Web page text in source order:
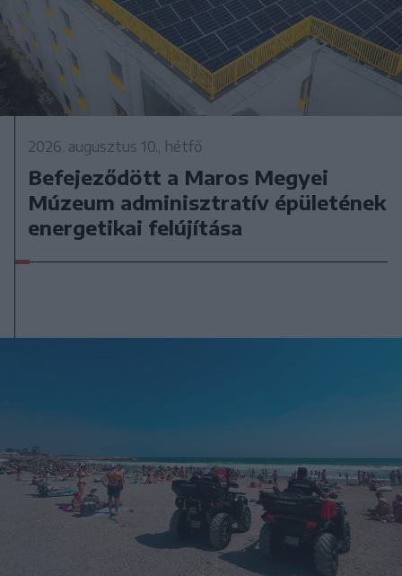
2026. augusztus 10., hétfő
Befejeződött a Maros Megyei
Múzeum adminisztratív épületének
energetikai felújítása